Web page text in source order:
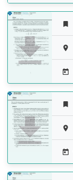







